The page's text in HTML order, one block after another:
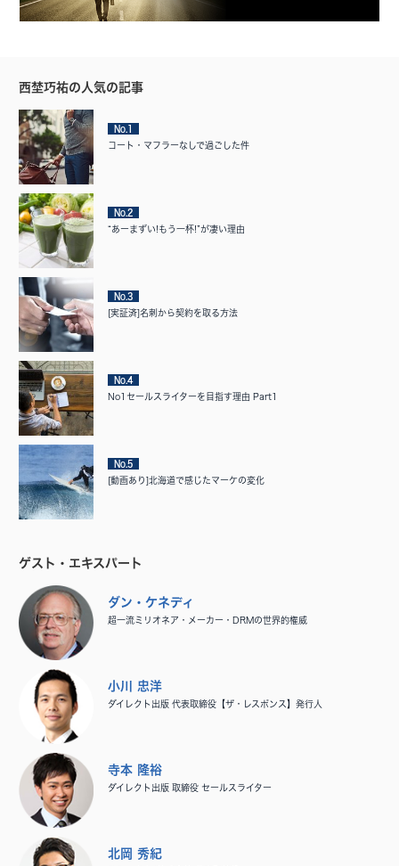
西埜巧祐の人気の記事
No.1
コート・マフラーなしで過ごした件
No.2
“あーまずい!もう一杯!”が凄い理由
No.3
[実証済]名刺から契約を取る方法
No.4
No1セールスライターを目指す理由 Part1
No.5
[動画あり]北海道で感じたマーケの変化
ゲスト・エキスパート
ダン・ケネディ
超一流ミリオネア・メーカー・DRMの世界的権威
小川 忠洋
ダイレクト出版 代表取締役【ザ・レスポンス】発行人
寺本 隆裕
ダイレクト出版 取締役 セールスライター
北岡 秀紀